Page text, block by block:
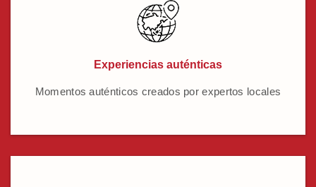
Experiencias auténticas
Momentos auténticos creados por expertos locales